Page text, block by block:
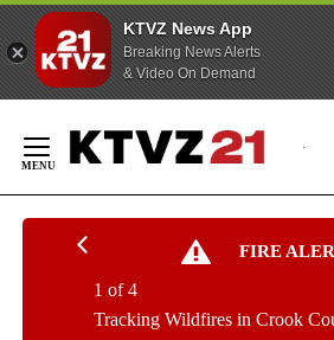
KTVZ News App
Breaking News Alerts
& Video On Demand
Content
FIRE
Tracking Wildfires in Crook
1 of 4